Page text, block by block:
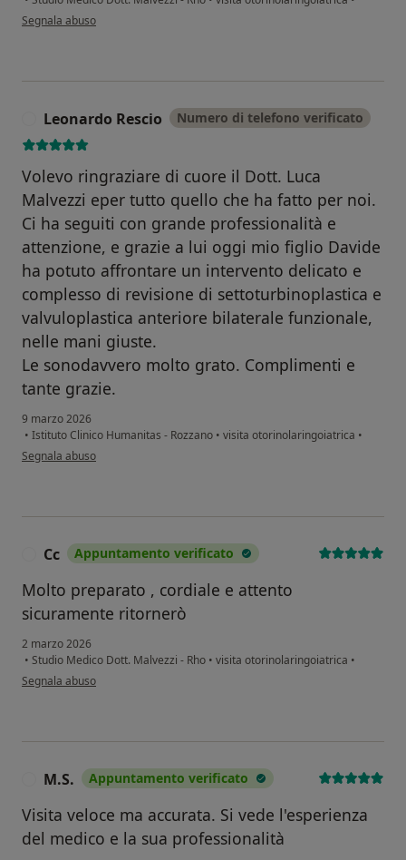
secondo l'opinione dell'utente Barbara Alzini
Segnala abuso
Leonardo Rescio Numero di telefono verificato
Volevo ringraziare di cuore il Dott. Luca
Malvezzi eper tutto quello che ha fatto per noi.
Ci ha seguiti con grande professionalità e
attenzione, e grazie a lui oggi mio figlio Davide
ha potuto affrontare un intervento delicato e
complesso di revisione di settoturbinoplastica e
valvuloplastica anteriore bilaterale funzionale,
nelle mani giuste.
Le sonodavvero molto grato. Complimenti e
tante grazie.
9 marzo 2026
• Istituto Clinico Humanitas - Rozzano • visita otorinolaringoiatrica •
secondo l'opinione dell'utente Leonardo Rescio
Segnala abuso
Cc Appuntamento verificato
Molto preparato , cordiale e attento
sicuramente ritornerò
2 marzo 2026
• Studio Medico Dott. Malvezzi - Rho • visita otorinolaringoiatrica •
secondo l'opinione dell'utente Cc
Segnala abuso
M.S. Appuntamento verificato
Visita veloce ma accurata. Si vede l'esperienza
del medico e la sua professionalità